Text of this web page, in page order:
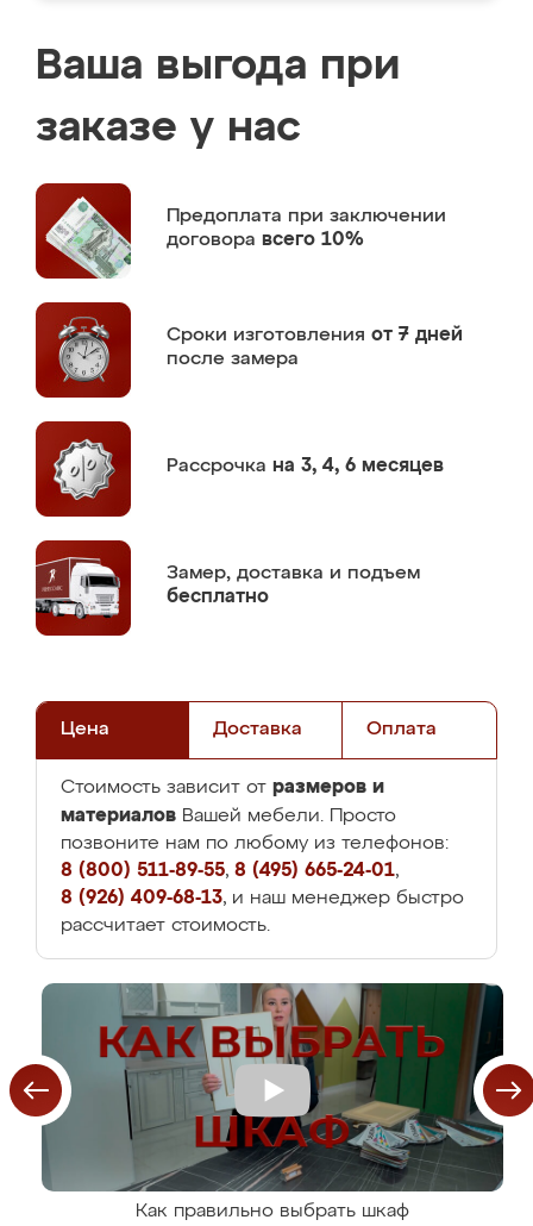
Ваша выгода при
заказе у нас
Предоплата при заключении
договора всего 10%
Сроки изготовления от 7 дней
после замера
Рассрочка на 3, 4, 6 месяцев
Замер, доставка и подъем
бесплатно
Цена Доставка Оплата
Стоимость зависит от размеров и
материалов Вашей мебели. Просто
позвоните нам по любому из телефонов:
8 (800) 511-89-55, 8 (495) 665-24-01,
8 (926) 409-68-13, и наш менеджер быстро
рассчитает стоимость.
Как правильно выбрать шкаф